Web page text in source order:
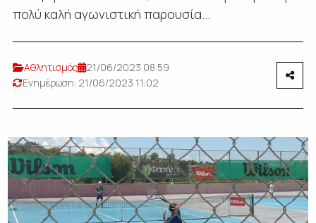
πολύ καλή αγωνιστική παρουσία...
Αθλητισμός
21/06/2023 08:59
Ενημέρωση: 21/06/2023 11:02